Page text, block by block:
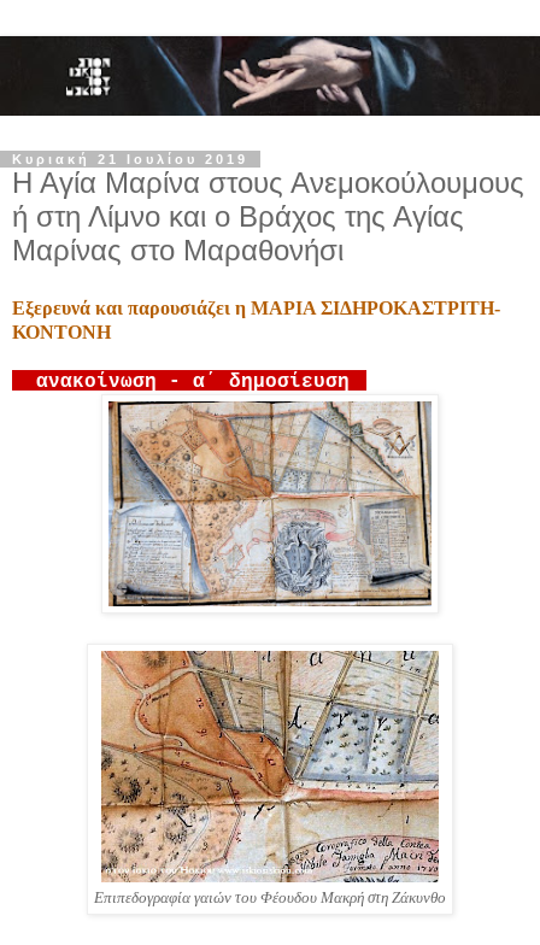
Κυριακή 21 Ιουλίου 2019
Η Αγία Μαρίνα στους Ανεμοκούλουμους
ή στη Λίμνο και ο Βράχος της Αγίας
Μαρίνας στο Μαραθονήσι
Εξερευνά και παρουσιάζει η ΜΑΡΙΑ ΣΙΔΗΡΟΚΑΣΤΡΙΤΗ-
ΚΟΝΤΟΝΗ
ανακοίνωση - α΄ δημοσίευση
Επιπεδογραφία γαιών του Φέουδου Μακρή στη Ζάκυνθο